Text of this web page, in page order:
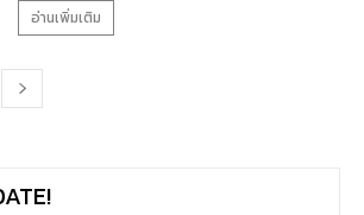
อ่านเพิ่มเติม